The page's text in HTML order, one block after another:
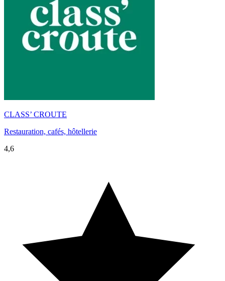
CLASS’ CROUTE
Restauration, cafés, hôtellerie
4,6